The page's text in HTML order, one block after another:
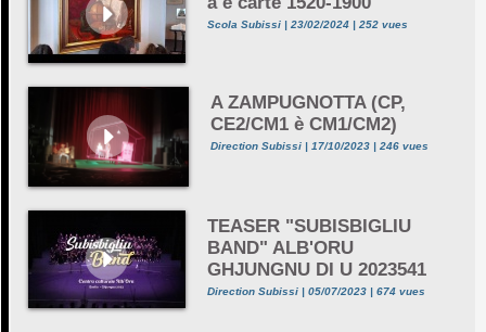
Scola Subissi | 23/02/2024 | 252 vues
A ZAMPUGNOTTA (CP,
CE2/CM1 è CM1/CM2)
Direction Subissi | 17/10/2023 | 246 vues
TEASER "SUBISBIGLIU
BAND" ALB'ORU
GHJUNGNU DI U 2023541
Direction Subissi | 05/07/2023 | 674 vues